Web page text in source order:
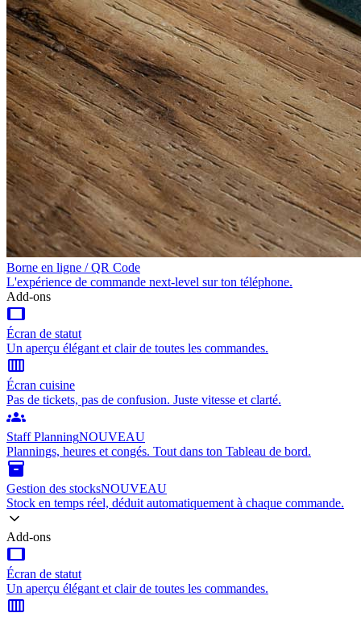
Borne en ligne / QR Code
L'expérience de commande next-level sur ton téléphone.
Add-ons
tablet
Écran de statut
Un aperçu élégant et clair de toutes les commandes.
calendar_view_week
Écran cuisine
Pas de tickets, pas de confusion. Juste vitesse et clarté.
groups
Staff PlanningNOUVEAU
Plannings, heures et congés. Tout dans ton Tableau de bord.
inventory_2
Gestion des stocksNOUVEAU
Stock en temps réel, déduit automatiquement à chaque commande.
Add-ons
tablet
Écran de statut
Un aperçu élégant et clair de toutes les commandes.
calendar_view_week